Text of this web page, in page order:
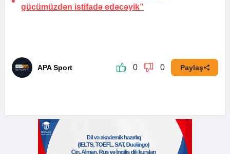
gücümüzdən istifadə edəcəyik”
APA Sport 0 0 Paylaş